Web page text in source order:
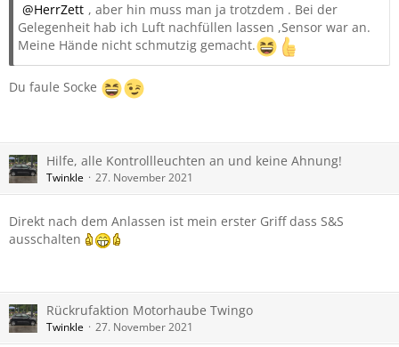
HerrZett , aber hin muss man ja trotzdem . Bei der
Gelegenheit hab ich Luft nachfüllen lassen ,Sensor war an.
Meine Hände nicht schmutzig gemacht.
Du faule Socke
Hilfe, alle Kontrollleuchten an und keine Ahnung!
Twinkle 27. November 2021
Direkt nach dem Anlassen ist mein erster Griff dass S&S
ausschalten
Rückrufaktion Motorhaube Twingo
Twinkle 27. November 2021